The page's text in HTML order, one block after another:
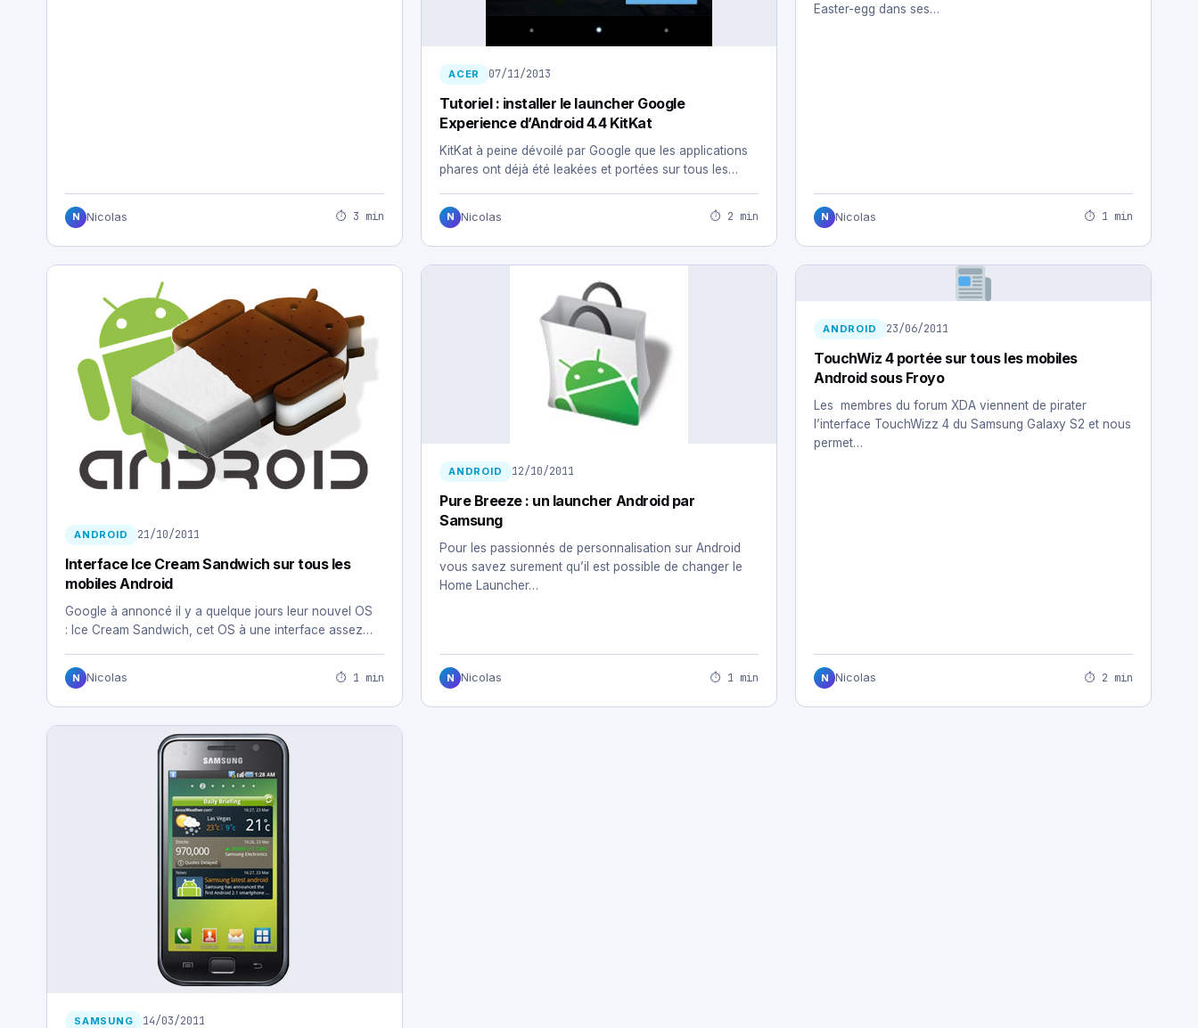
N Nicolas ⏱ 3 min
ACER 07/11/2013
Tutoriel : installer le launcher Google
Experience d’Android 4.4 KitKat
KitKat à peine dévoilé par Google que les applications
phares ont déjà été leakées et portées sur tous les…
N Nicolas ⏱ 2 min
Easter-egg dans ses…
N Nicolas ⏱ 1 min
ANDROID 21/10/2011
Interface Ice Cream Sandwich sur tous les
mobiles Android
Google à annoncé il y a quelque jours leur nouvel OS
: Ice Cream Sandwich, cet OS à une interface assez…
N Nicolas ⏱ 1 min
ANDROID 12/10/2011
Pure Breeze : un launcher Android par
Samsung
Pour les passionnés de personnalisation sur Android
vous savez surement qu’il est possible de changer le
Home Launcher…
N Nicolas ⏱ 1 min
ANDROID 23/06/2011
TouchWiz 4 portée sur tous les mobiles
Android sous Froyo
Les membres du forum XDA viennent de pirater
l’interface TouchWizz 4 du Samsung Galaxy S2 et nous
permet…
N Nicolas ⏱ 2 min
SAMSUNG 14/03/2011